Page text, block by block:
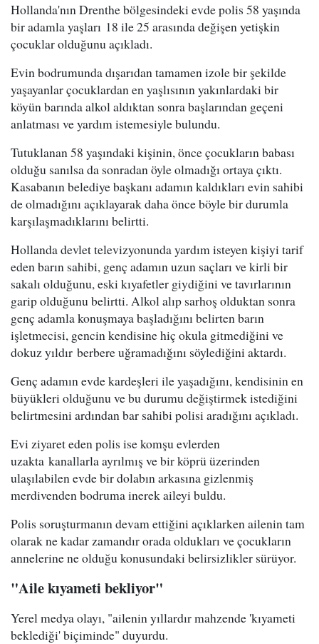
Hollanda'nın Drenthe bölgesindeki evde polis 58 yaşında
bir adamla yaşları 18 ile 25 arasında değişen yetişkin
çocuklar olduğunu açıkladı.
Evin bodrumunda dışarıdan tamamen izole bir şekilde
yaşayanlar çocuklardan en yaşlısının yakınlardaki bir
köyün barında alkol aldıktan sonra başlarından geçeni
anlatması ve yardım istemesiyle bulundu.
Tutuklanan 58 yaşındaki kişinin, önce çocukların babası
olduğu sanılsa da sonradan öyle olmadığı ortaya çıktı.
Kasabanın belediye başkanı adamın kaldıkları evin sahibi
de olmadığını açıklayarak daha önce böyle bir durumla
karşılaşmadıklarını belirtti.
Hollanda devlet televizyonunda yardım isteyen kişiyi tarif
eden barın sahibi, genç adamın uzun saçları ve kirli bir
sakalı olduğunu, eski kıyafetler giydiğini ve tavırlarının
garip olduğunu belirtti. Alkol alıp sarhoş olduktan sonra
genç adamla konuşmaya başladığını belirten barın
işletmecisi, gencin kendisine hiç okula gitmediğini ve
dokuz yıldır berbere uğramadığını söylediğini aktardı.
Genç adamın evde kardeşleri ile yaşadığını, kendisinin en
büyükleri olduğunu ve bu durumu değiştirmek istediğini
belirtmesini ardından bar sahibi polisi aradığını açıkladı.
Evi ziyaret eden polis ise komşu evlerden
uzakta kanallarla ayrılmış ve bir köprü üzerinden
ulaşılabilen evde bir dolabın arkasına gizlenmiş
merdivenden bodruma inerek aileyi buldu.
Polis soruşturmanın devam ettiğini açıklarken ailenin tam
olarak ne kadar zamandır orada oldukları ve çocukların
annelerine ne olduğu konusundaki belirsizlikler sürüyor.
"Aile kıyameti bekliyor"
Yerel medya olayı, "ailenin yıllardır mahzende 'kıyameti
beklediği' biçiminde" duyurdu.